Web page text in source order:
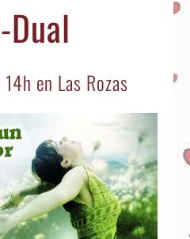
Dual
en Las Rozas